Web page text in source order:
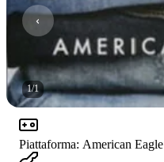
1/1
Piattaforma: American Eagle